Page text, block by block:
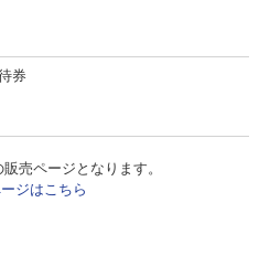
券
売ページとなります。
ジはこちら